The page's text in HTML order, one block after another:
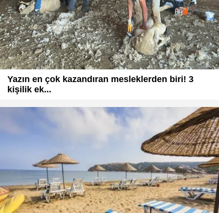
Yazın en çok kazandıran mesleklerden biri! 3
kişilik ek...